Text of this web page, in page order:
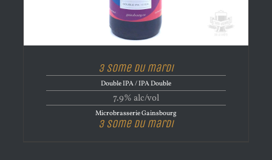
3 Some du mardi
Double IPA / IPA Double
7.9% alc/vol
Microbrasserie Gainsbourg
3 Some du mardi